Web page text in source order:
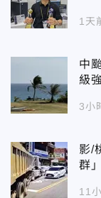
1天
中
級
3小
影/
群
11